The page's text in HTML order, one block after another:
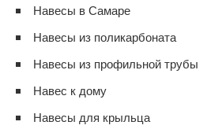
Навесы в Самаре
Навесы из поликарбоната
Навесы из профильной трубы
Навес к дому
Навесы для крыльца